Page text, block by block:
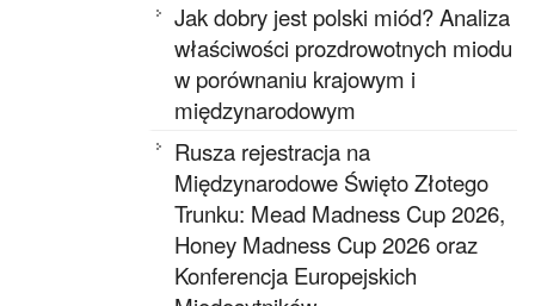
Jak dobry jest polski miód? Analiza
właściwości prozdrowotnych miodu
w porównaniu krajowym i
międzynarodowym
Rusza rejestracja na
Międzynarodowe Święto Złotego
Trunku: Mead Madness Cup 2026,
Honey Madness Cup 2026 oraz
Konferencja Europejskich